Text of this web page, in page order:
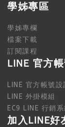
學姊專區
學姊專欄
檔案下載
訂閱課程
LINE 官方
LINE 官方帳號設
LINE 外掛模組
EC9 LINE 行銷
加入LINE好